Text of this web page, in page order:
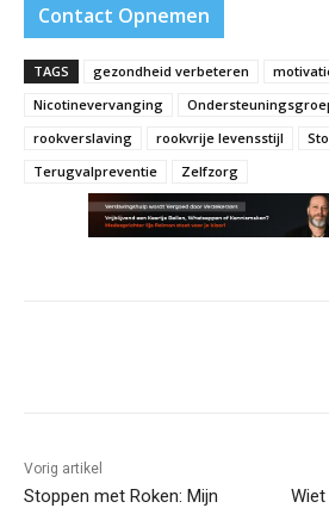
Contact Opnemen
TAGS gezondheid verbeteren
Nicotinevervanging
rookverslaving
rookvrije levensstijl
Terugvalpreventie
Zelfzorg
Vorig artikel
Stoppen met Roken: Mijn
Wiet